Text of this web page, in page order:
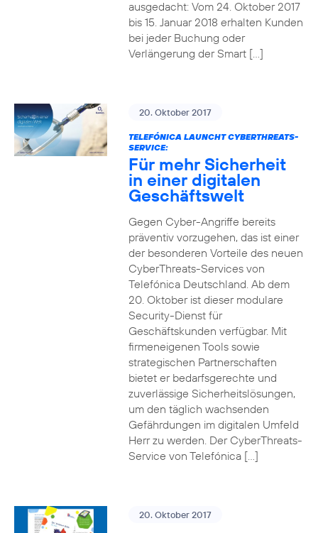
ausgedacht: Vom 24. Oktober 2017
bis 15. Januar 2018 erhalten Kunden
bei jeder Buchung oder
Verlängerung der Smart […]
20. Oktober 2017
TELEFÓNICA LAUNCHT CYBERTHREATS-
SERVICE:
Für mehr Sicherheit
in einer digitalen
Geschäftswelt
Gegen Cyber-Angriffe bereits
präventiv vorzugehen, das ist einer
der besonderen Vorteile des neuen
CyberThreats-Services von
Telefónica Deutschland. Ab dem
20. Oktober ist dieser modulare
Security-Dienst für
Geschäftskunden verfügbar. Mit
firmeneigenen Tools sowie
strategischen Partnerschaften
bietet er bedarfsgerechte und
zuverlässige Sicherheitslösungen,
um den täglich wachsenden
Gefährdungen im digitalen Umfeld
Herr zu werden. Der CyberThreats-
Service von Telefónica […]
20. Oktober 2017